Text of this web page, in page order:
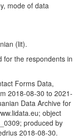
mode of data
(lit).
for the respondents in
Forms Data,
2018-08-30 to 2021-
Data Archive for
object
produced by
2018-08-30.